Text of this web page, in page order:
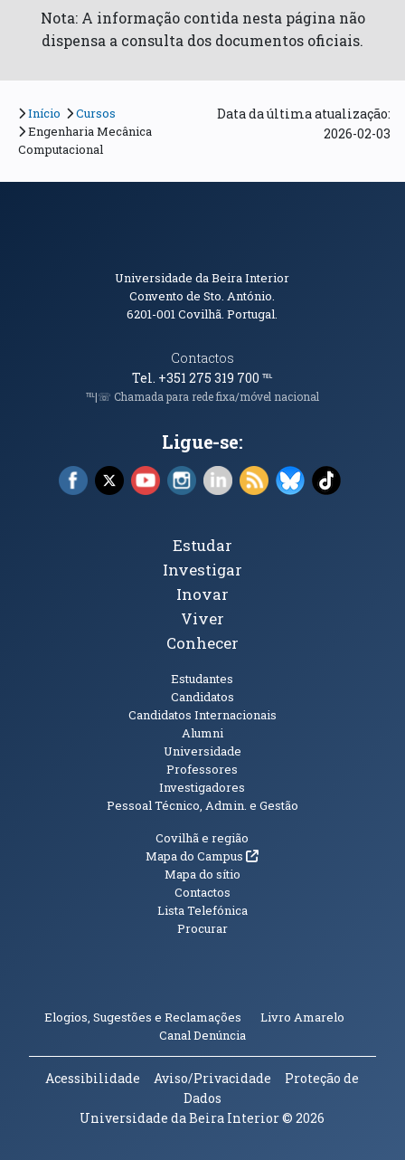
Nota: A informação contida nesta página não
dispensa a consulta dos documentos oficiais.
Início
Cursos
Engenharia Mecânica
Computacional
Data da última atualização:
2026-02-03
Informações de Contacto
Universidade da Beira Interior
Convento de Sto. António.
6201-001Covilhã. Portugal.
Contactos
Tel. +351 275 319 700℡
℡|☏ Chamada para rede fixa/móvel nacional
Ligue-se:
Facebook (abre em nova janela)
X (abre em nova janela)
YouTube (abre em nova janela)
Instagram (abre em nova janela)
LinkedIn (abre em nova
RSS (abre em nova
Bluesky (abre
TikTok
Tópicos Principais
Estudar
Investigar
Inovar
Viver
Conhecer
Estudantes
Candidatos
Candidatos Internacionais
Alumni
Universidade
Professores
Investigadores
Pessoal Técnico, Admin. e Gestão
Informações Adicionais
Covilhã e região
Mapa do Campus(abre em nova janela)
Mapa do sítio
Contactos
Lista Telefónica
Procurar
Elogios, Sugestões e Reclamações Livro Amarelo
Canal Denúncia(abre em nova janela)
Acessibilidade Aviso/Privacidade
Proteção de
Dados
Universidade da Beira Interior© 2026